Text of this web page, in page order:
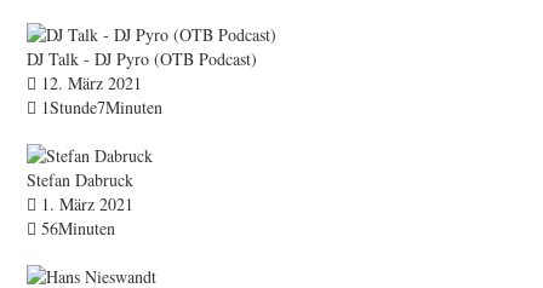
DJ Talk - DJ Pyro (OTB Podcast)
12. März 2021
1Stunde7Minuten
Stefan Dabruck
1. März 2021
56Minuten